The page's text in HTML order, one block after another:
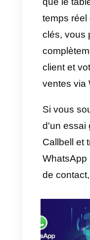
des
par
Cela
de